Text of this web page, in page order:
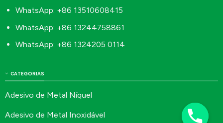
CATEGORIAS
Adesivo de Metal Níquel
Adesivo de Metal Inoxidável
WhatsApp: +86 13510608415
WhatsApp: +86 13244758861
WhatsApp: +86 1324205 0114